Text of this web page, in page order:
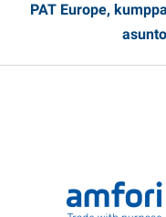
PAT Europe,